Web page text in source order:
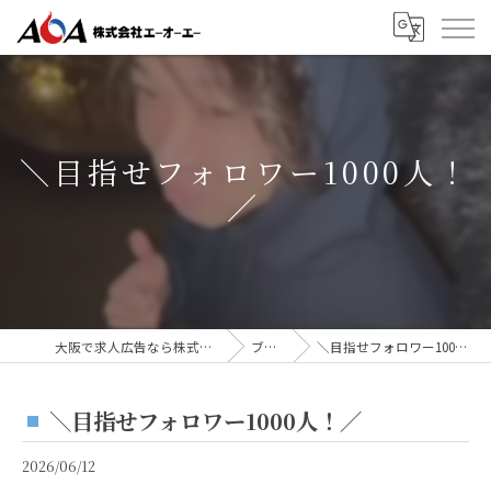
＼目指せフォロワー1000人！
／⁡
大阪で求人広告なら株式会社AOA ブログ ＼目指せフォロワー1000人！／⁡
＼目指せフォロワー1000人！／⁡
2026/06/12